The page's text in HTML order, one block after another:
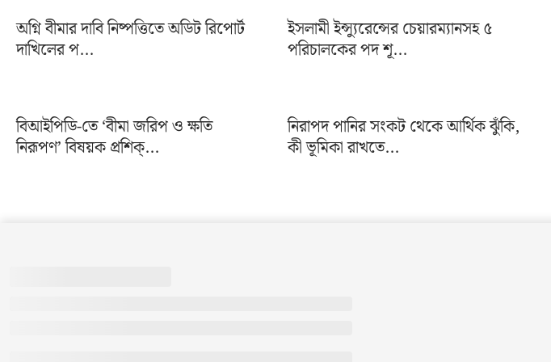
অগ্নি বীমার দাবি নিষ্পত্তিতে অডিট রিপোর্ট
দাখিলের প...
ইসলামী ইন্স্যুরেন্সের চেয়ারম্যানসহ ৫
পরিচালকের পদ শূ...
বিআইপিডি-তে ‘বীমা জরিপ ও ক্ষতি
নিরূপণ’ বিষয়ক প্রশিক্...
নিরাপদ পানির সংকট থেকে আর্থিক ঝুঁকি,
কী ভূমিকা রাখতে...